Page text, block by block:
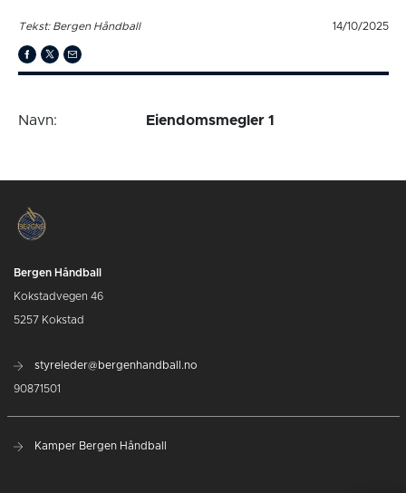
Tekst: Bergen Håndball 14/10/2025
Navn: Eiendomsmegler 1
Bergen Håndball
Kokstadvegen 46
5257 Kokstad
styreleder@bergenhandball.no
90871501
Kamper Bergen Håndball